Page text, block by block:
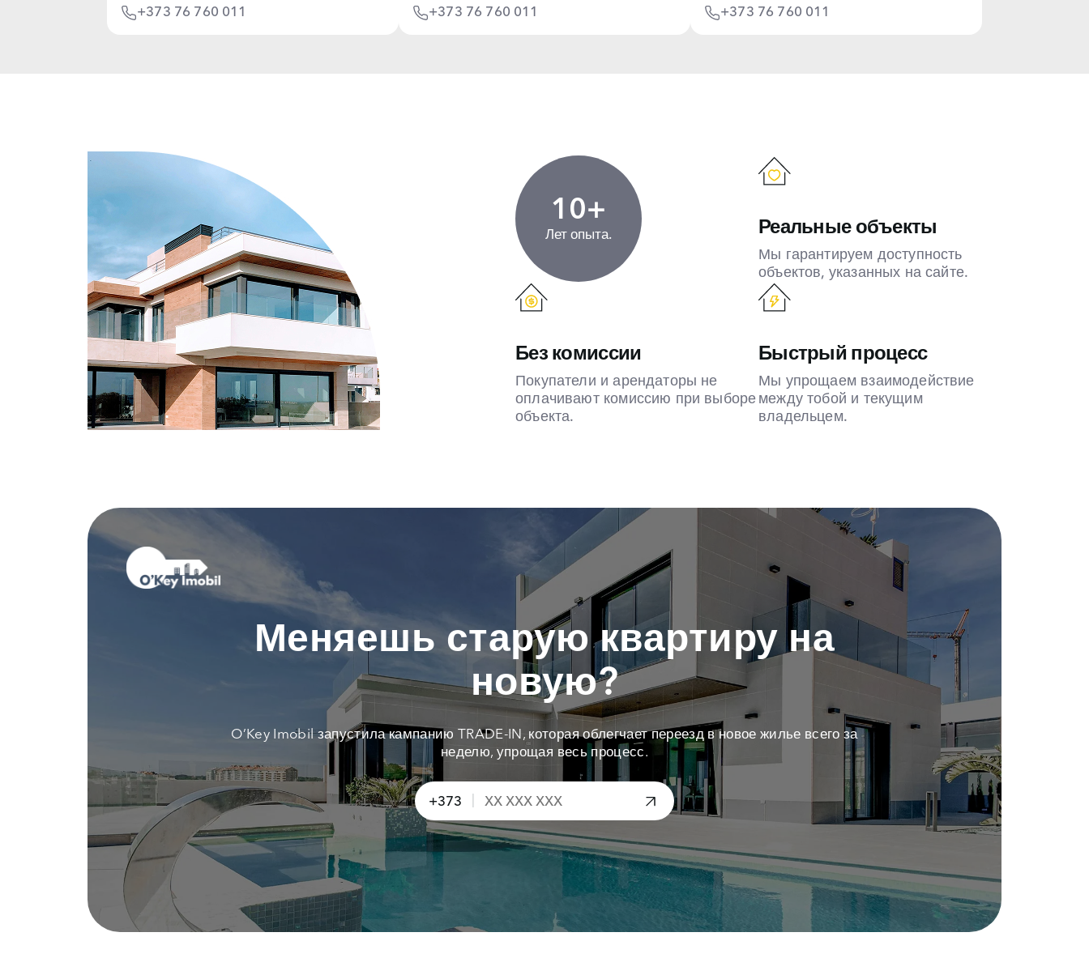
+373 76 760 011 +373 76 760 011 +373 76 760 011
10+
Лет опыта. Реальные объекты
Мы гарантируем доступность
объектов, указанных на сайте.
Без комиссии
Покупатели и арендаторы не
оплачивают комиссию при выборе
объекта.
Быстрый процесс
Мы упрощаем взаимодействие
между тобой и текущим
владельцем.
Меняешь старую квартиру на
новую?
O’Key Imobil запустила кампанию TRADE-IN, которая облегчает переезд в новое жилье всего за
неделю, упрощая весь процесс.
+373